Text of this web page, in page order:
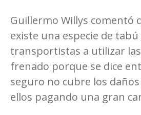
Guillermo Willys comentó
existe una especie de
transportistas a utilizar
frenado porque se dice
seguro no cubre los
ellos pagando una gran